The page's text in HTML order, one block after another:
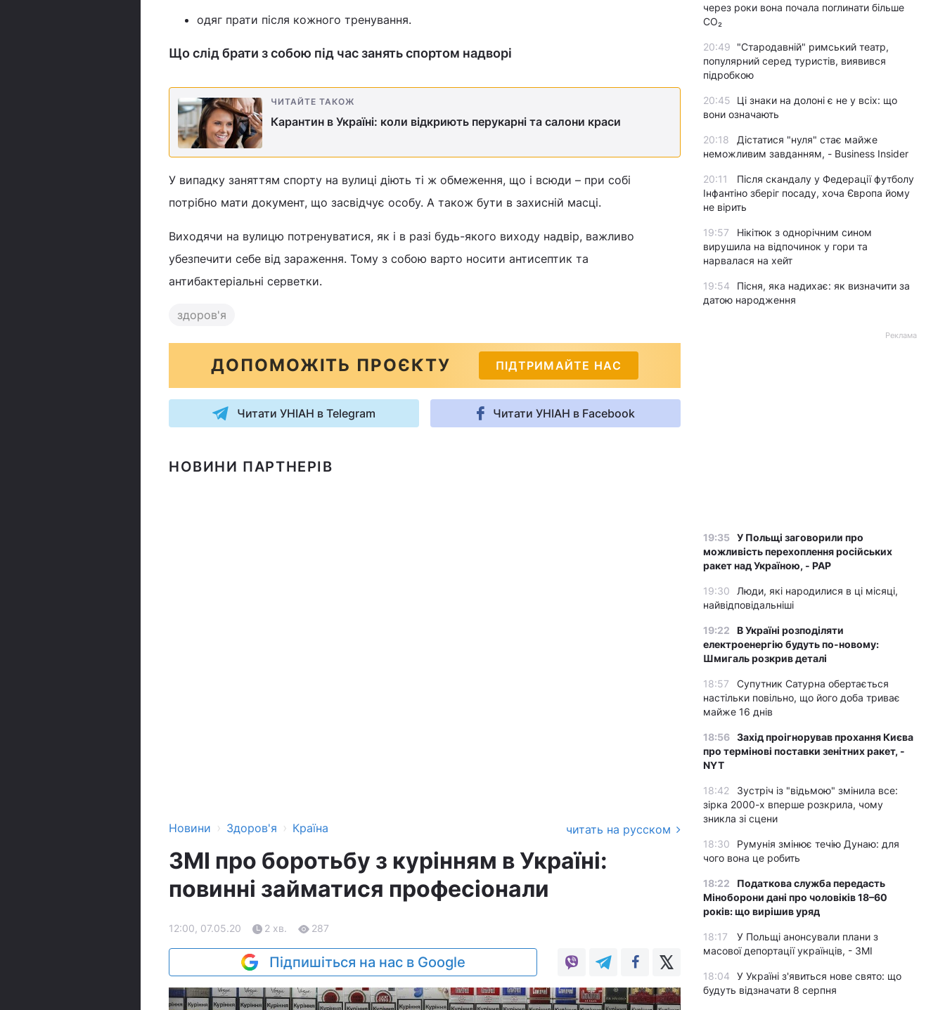
одяг прати після кожного тренування.
Що слід брати з собою під час занять спортом надворі
ЧИТАЙТЕ ТАКОЖ
Карантин в Україні: коли відкриють перукарні та салони краси
У випадку заняттям спорту на вулиці діють ті ж обмеження, що і всюди – при собі
потрібно мати документ, що засвідчує особу. А також бути в захисній масці.
Виходячи на вулицю потренуватися, як і в разі будь-якого виходу надвір, важливо
убезпечити себе від зараження. Тому з собою варто носити антисептик та
антибактеріальні серветки.
здоров'я
ДОПОМОЖІТЬ ПРОЄКТУ ПІДТРИМАЙТЕ НАС
Читати УНІАН в Telegram Читати УНІАН в Facebook
НОВИНИ ПАРТНЕРІВ
Новини › Здоров'я › Країна читать на русском
ЗМІ про боротьбу з курінням в Україні:
повинні займатися професіонали
12:00, 07.05.20 2 хв. 287
Підпишіться на нас в Google
через роки вона почала поглинати більше
CO₂
20:49
"Стародавній" римський театр,
популярний серед туристів, виявився
підробкою
20:45
Ці знаки на долоні є не у всіх: що
вони означають
20:18
Дістатися "нуля" стає майже
неможливим завданням, - Business Insider
20:11
Після скандалу у Федерації футболу
Інфантіно зберіг посаду, хоча Європа йому
не вірить
19:57
Нікітюк з однорічним сином
вирушила на відпочинок у гори та
нарвалася на хейт
19:54
Пісня, яка надихає: як визначити за
датою народження
Реклама
19:35 У Польщі заговорили про
можливість перехоплення російських
ракет над Україною, - PAP
19:30
Люди, які народилися в ці місяці,
найвідповідальніші
19:22
В Україні розподіляти
електроенергію будуть по-новому:
Шмигаль розкрив деталі
18:57
Супутник Сатурна обертається
настільки повільно, що його доба триває
майже 16 днів
18:56 Захід проігнорував прохання Києва
про термінові поставки зенітних ракет, -
NYT
18:42
Зустріч із "відьмою" змінила все:
зірка 2000-х вперше розкрила, чому
зникла зі сцени
18:30
Румунія змінює течію Дунаю: для
чого вона це робить
18:22
Податкова служба передасть
Міноборони дані про чоловіків 18–60
років: що вирішив уряд
18:17
У Польщі анонсували плани з
масової депортації українців, - ЗМІ
18:04
У Україні з'явиться нове свято: що
будуть відзначати 8 серпня